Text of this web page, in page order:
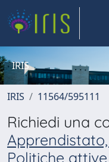
IRIS
IRIS 11564/595111
Richiedi una
Politiche